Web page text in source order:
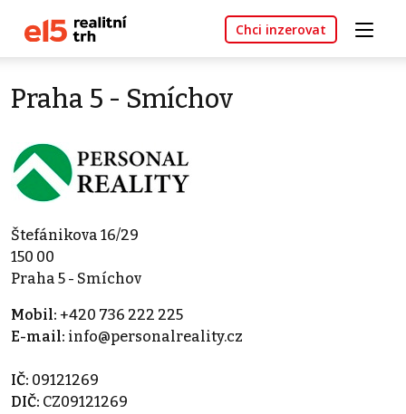
Chci inzerovat
Praha 5 - Smíchov
Štefánikova 16/29
150 00
Praha 5 - Smíchov
Mobil: +420 736 222 225
E-mail: info@personalreality.cz
IČ: 09121269
DIČ: CZ09121269